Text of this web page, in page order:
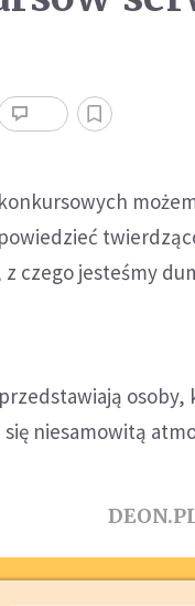
z czego jesteśmy
osoby,
niesamowitą